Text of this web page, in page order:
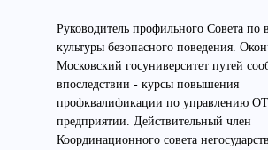
Руководитель профильного Совета по
культуры безопасного поведения.
Московский госуниверситет путей
впоследствии - курсы повышения
профквалификации по управлению
предприятии. Действительный член
Координационного совета